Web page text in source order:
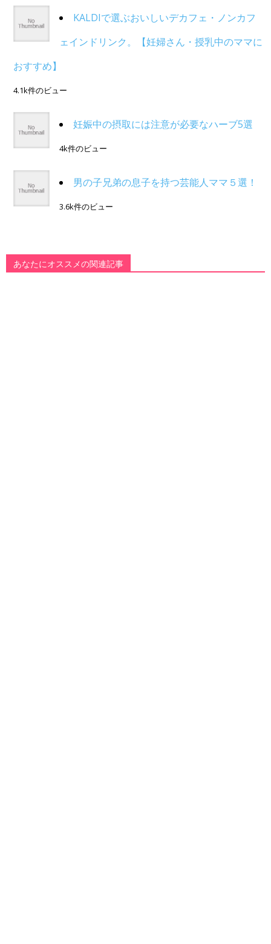
KALDIで選ぶおいしいデカフェ・ノンカフ
ェインドリンク。【妊婦さん・授乳中のママに
おすすめ】
4.1k件のビュー
妊娠中の摂取には注意が必要なハーブ5選
4k件のビュー
男の子兄弟の息子を持つ芸能人ママ５選！
3.6k件のビュー
あなたにオススメの関連記事